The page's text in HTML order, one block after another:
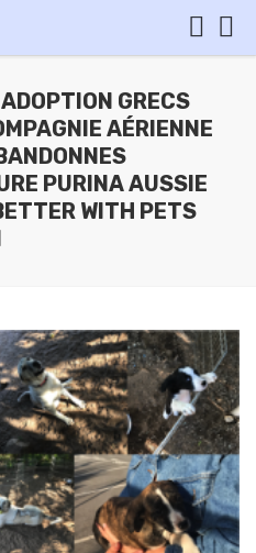
GRECS
AÉRIENNE
PURINA AUSSIE
WITH PETS